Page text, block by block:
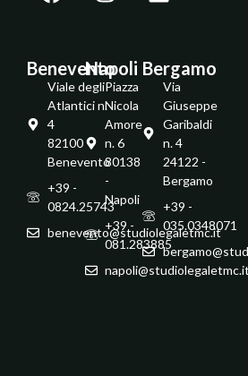
Benevento
Viale degli
Atlantici n.
4
82100 -
Benevento
+39 -
0824.25743
benevento@studiolegaletmc.it
Napoli
Piazza
Nicola
Amore
n. 6
80138
-
Napoli
+39 -
081.283885
napoli@studiolegaletmc.it
Bergamo
Via
Giuseppe
Garibaldi
n. 4
24122 -
Bergamo
+39 -
035.0348071